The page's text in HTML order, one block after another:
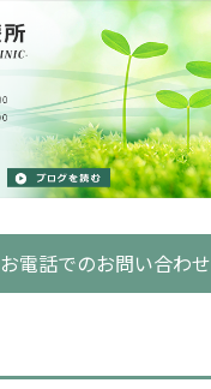
お電話でのお問い合わせ